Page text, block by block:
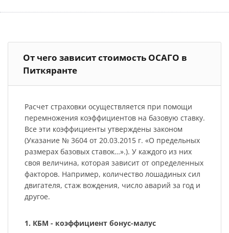
От чего зависит стоимость ОСАГО в
Питкяранте
Расчет страховки осуществляется при помощи
перемножения коэффициентов на базовую ставку.
Все эти коэффициенты утверждены законом
(Указание № 3604 от 20.03.2015 г. «О предельных
размерах базовых ставок…».). У каждого из них
своя величина, которая зависит от определенных
факторов. Например, количество лошадиных сил
двигателя, стаж вождения, число аварий за год и
другое.
1. КБМ - коэффициент бонус-малус